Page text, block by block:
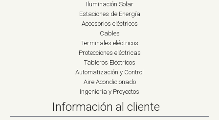
Iluminación Solar
Estaciones de Energía
Accesorios eléctricos
Cables
Terminales eléctricos
Protecciones eléctricas
Tableros Eléctricos
Automatización y Control
Aire Acondicionado
Ingeniería y Proyectos
Información al cliente